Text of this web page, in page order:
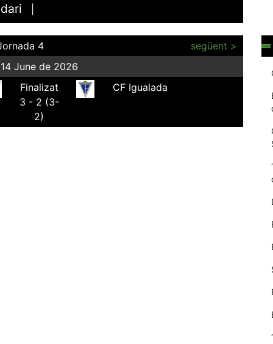
4
següent >
June de 2026
Finalizat
3 - 2 (3-
2)
CF Igualada